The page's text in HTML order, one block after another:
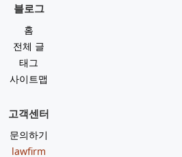
블로그
홈
전체 글
태그
사이트맵
고객센터
문의하기
lawfirm